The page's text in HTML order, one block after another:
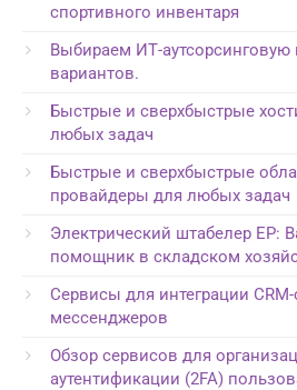
спортивного инвентаря
Выбираем ИТ-
вариантов.
Быстрые и сверхбыстрые
любых задач
Быстрые и сверхбыстрые
провайдеры для любых задач
Электрический штабелер EP:
помощник в складском
Сервисы для интеграции
мессенджеров
Обзор сервисов для
аутентификации (2FA)